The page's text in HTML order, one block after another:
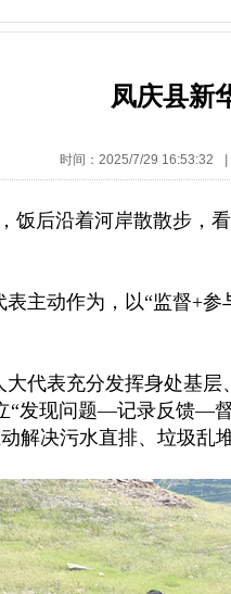
凤庆县新
时间：2025/7/29 16:53:32
饭后沿着河岸散散步，
主动作为，以“监督+
代表充分发挥身处基
“发现问题—记录反馈—
解决污水直排、垃圾乱